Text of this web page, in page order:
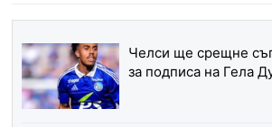
Челси ще срещне
за подписа на Гела